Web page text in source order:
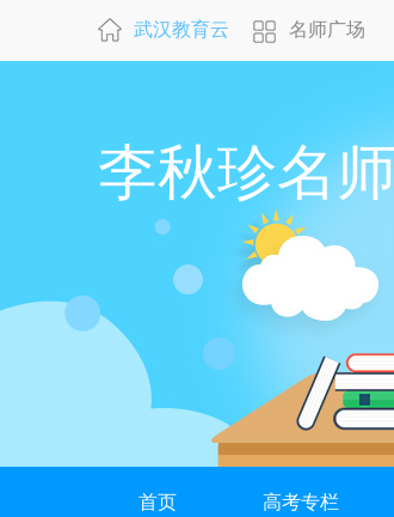
武汉教育云 名师广场
李秋珍名
首页 高考专栏